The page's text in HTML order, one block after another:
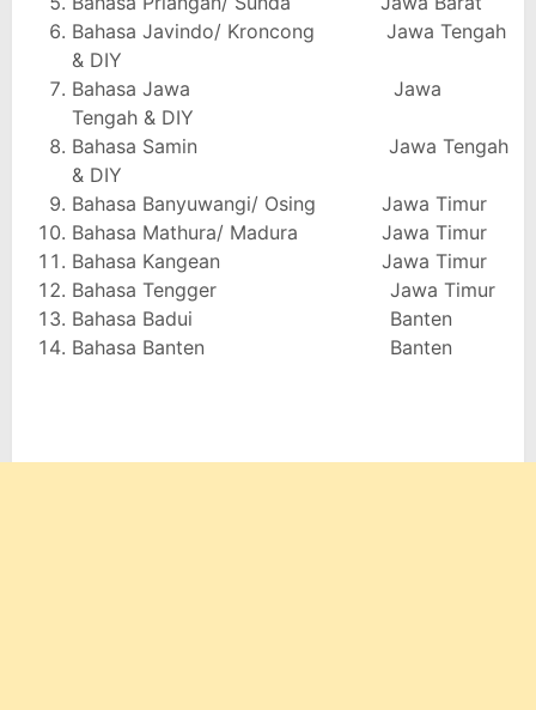
Bahasa Javindo/ Kroncong Jawa Tengah
& DIY
Bahasa Jawa Jawa
Tengah & DIY
Bahasa Samin Jawa Tengah
& DIY
Bahasa Banyuwangi/ Osing Jawa Timur
Bahasa Mathura/ Madura Jawa Timur
Bahasa Kangean Jawa Timur
Bahasa Tengger Jawa Timur
Bahasa Badui Banten
Bahasa Banten Banten